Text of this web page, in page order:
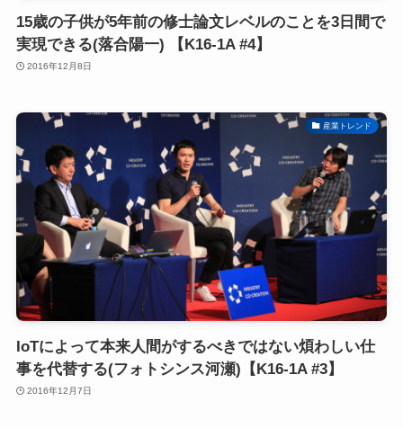
15歳の子供が5年前の修士論文レベルのことを3日間で
実現できる(落合陽一) 【K16-1A #4】
2016年12月8日
産業トレンド
IoTによって本来人間がするべきではない煩わしい仕
事を代替する(フォトシンス河瀬)【K16-1A #3】
2016年12月7日